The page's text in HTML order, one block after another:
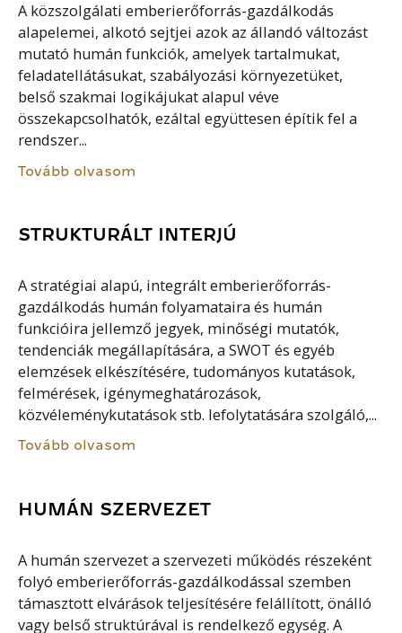
A közszolgálati emberierőforrás-gazdálkodás
alapelemei, alkotó sejtjei azok az állandó változást
mutató humán funkciók, amelyek tartalmukat,
feladatellátásukat, szabályozási környezetüket,
belső szakmai logikájukat alapul véve
összekapcsolhatók, ezáltal együttesen építik fel a
rendszer...
Tovább olvasom
STRUKTURÁLT INTERJÚ
A stratégiai alapú, integrált emberierőforrás-
gazdálkodás humán folyamataira és humán
funkcióira jellemző jegyek, minőségi mutatók,
tendenciák megállapítására, a SWOT és egyéb
elemzések elkészítésére, tudományos kutatások,
felmérések, igénymeghatározások,
közvéleménykutatások stb. lefolytatására szolgáló,...
Tovább olvasom
HUMÁN SZERVEZET
A humán szervezet a szervezeti működés részeként
folyó emberierőforrás-gazdálkodással szemben
támasztott elvárások teljesítésére felállított, önálló
vagy belső struktúrával is rendelkező egység. A